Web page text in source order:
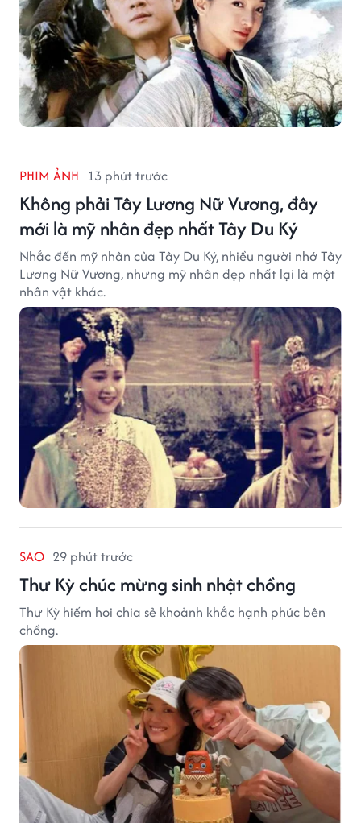
PHIM ẢNH 13 phút trước
Không phải Tây Lương Nữ Vương, đây
mới là mỹ nhân đẹp nhất Tây Du Ký
Nhắc đến mỹ nhân của Tây Du Ký, nhiều người nhớ Tây
Lương Nữ Vương, nhưng mỹ nhân đẹp nhất lại là một
nhân vật khác.
SAO 29 phút trước
Thư Kỳ chúc mừng sinh nhật chồng
Thư Kỳ hiếm hoi chia sẻ khoảnh khắc hạnh phúc bên
chồng.